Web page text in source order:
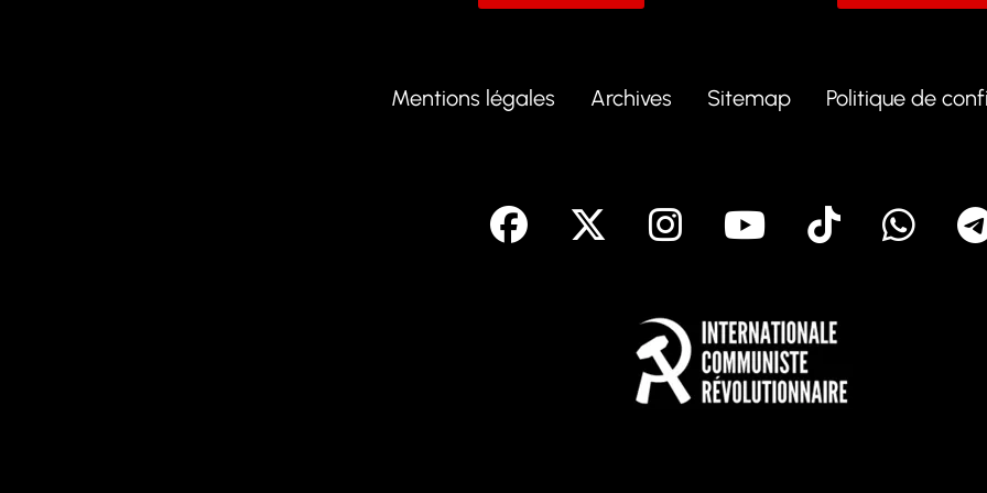
Mentions légales Archives Sitemap Politique de
facebook Instagram
YoutubeTik Tok